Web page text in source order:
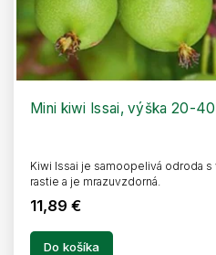
Mini kiwi Issai, výška 20-
11,89 €
Do košíka
Kiwi Issai je samoopelivá odroda
rastie a je mrazuvzdorná.